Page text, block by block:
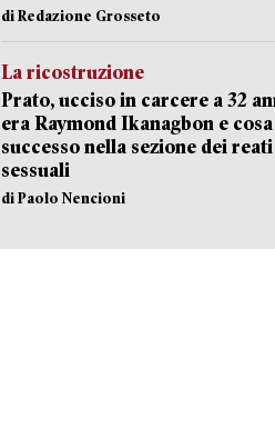
di Redazione Grosseto
La ricostruzione
Prato, ucciso in carcere a 32
era Raymond Ikanagbon e
successo nella sezione dei reati
sessuali
di Paolo Nencioni